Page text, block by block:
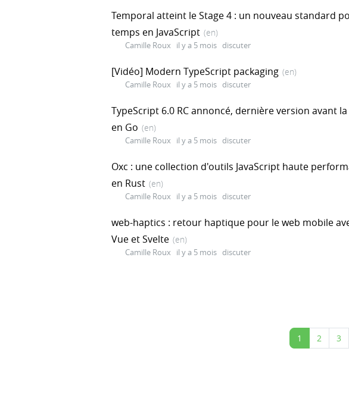
Temporal atteint le Stage 4 : un nouveau standard
temps en JavaScript (en)
Camille Roux il y a 5 mois discuter
[Vidéo] Modern TypeScript packaging (en)
Camille Roux il y a 5 mois discuter
TypeScript 6.0 RC annoncé, dernière version avant
en Go (en)
Camille Roux il y a 5 mois discuter
Oxc : une collection d'outils JavaScript haute
en Rust (en)
Camille Roux il y a 5 mois discuter
web-haptics : retour haptique pour le web mobile
Vue et Svelte (en)
Camille Roux il y a 5 mois discuter
1 2 3